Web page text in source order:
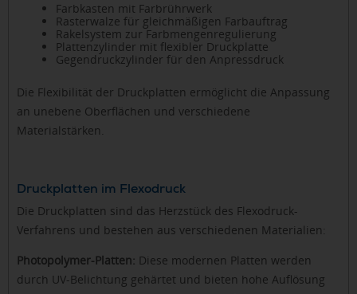
Farbkasten mit Farbrührwerk
Rasterwalze für gleichmäßigen Farbauftrag
Rakelsystem zur Farbmengenregulierung
Plattenzylinder mit flexibler Druckplatte
Gegendruckzylinder für den Anpressdruck
Die Flexibilität der Druckplatten ermöglicht die Anpassung
an unebene Oberflächen und verschiedene
Materialstärken.
Druckplatten im Flexodruck
Die Druckplatten sind das Herzstück des Flexodruck-
Verfahrens und bestehen aus verschiedenen Materialien:
Photopolymer-Platten: Diese modernen Platten werden
durch UV-Belichtung gehärtet und bieten hohe Auflösung